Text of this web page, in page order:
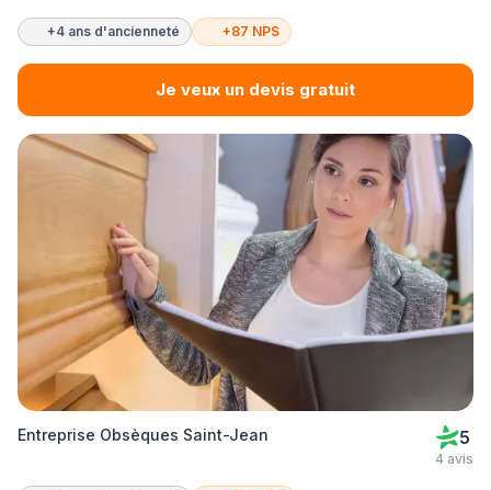
+4 ans d'ancienneté +87 NPS
Je veux un devis gratuit
Entreprise Obsèques Saint-Jean 5
4 avis